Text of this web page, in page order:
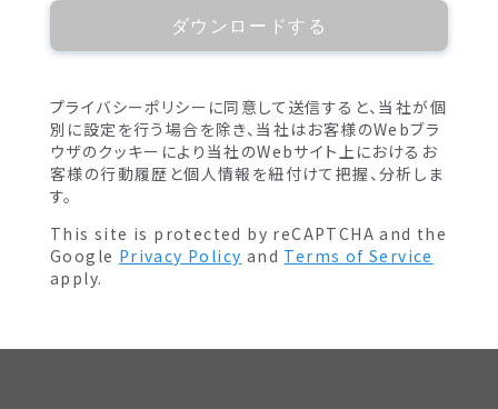
ダウンロードする
プライバシーポリシーに同意して送信すると、当社が個
別に設定を行う場合を除き、当社はお客様のWebブラ
ウザのクッキーにより当社のWebサイト上におけるお
客様の行動履歴と個人情報を紐付けて把握、分析しま
す。
This site is protected by reCAPTCHA and the
Google Privacy Policy and Terms of Service
apply.